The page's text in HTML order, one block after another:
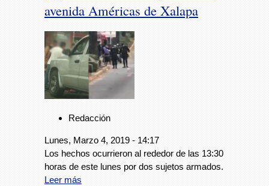
avenida Américas de Xalapa
Redacción
Lunes, Marzo 4, 2019 - 14:17
Los hechos ocurrieron al rededor de las 13:30
horas de este lunes por dos sujetos armados.
Leer más